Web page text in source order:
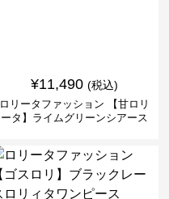
¥11,490 (税込)
ロリータファッション 【甘ロリ
ータ】ライムグリーンシアース